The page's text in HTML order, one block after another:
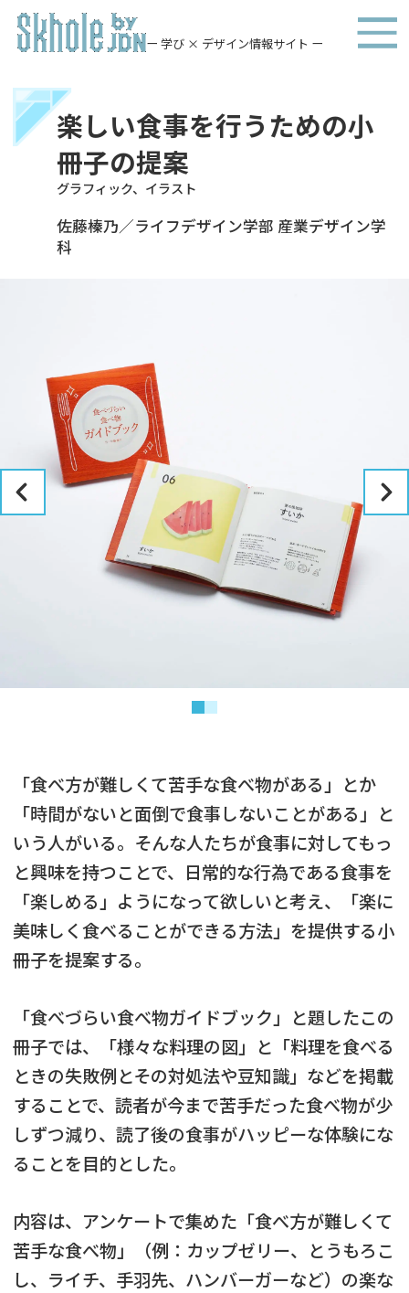
ー 学び × デザイン情報サイト ー
楽しい食事を行うための小
冊子の提案
グラフィック、イラスト
佐藤榛乃／ライフデザイン学部 産業デザイン学
科
「食べ方が難しくて苦手な食べ物がある」とか
「時間がないと面倒で食事しないことがある」と
いう人がいる。そんな人たちが食事に対してもっ
と興味を持つことで、日常的な行為である食事を
「楽しめる」ようになって欲しいと考え、「楽に
美味しく食べることができる方法」を提供する小
冊子を提案する。
「食べづらい食べ物ガイドブック」と題したこの
冊子では、「様々な料理の図」と「料理を食べる
ときの失敗例とその対処法や豆知識」などを掲載
することで、読者が今まで苦手だった食べ物が少
しずつ減り、読了後の食事がハッピーな体験にな
ることを目的とした。
内容は、アンケートで集めた「食べ方が難しくて
苦手な食べ物」（例：カップゼリー、とうもろこ
し、ライチ、手羽先、ハンバーガーなど）の楽な